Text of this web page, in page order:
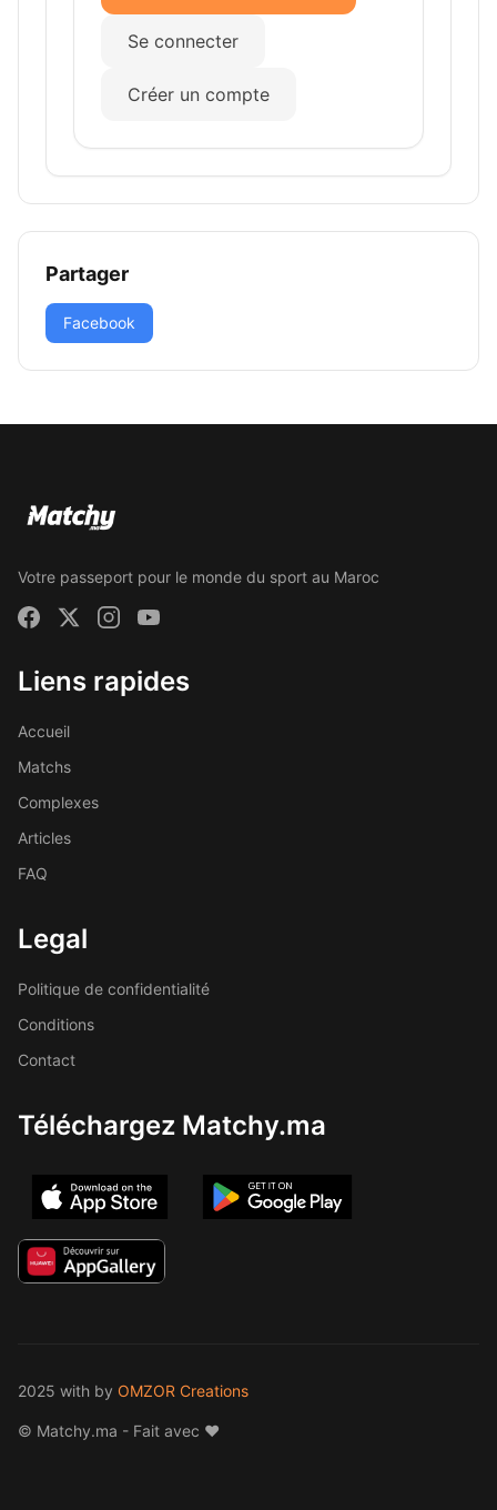
Se connecter
Créer un compte
Partager
Facebook
Votre passeport pour le monde du sport au Maroc
Liens rapides
Accueil
Matchs
Complexes
Articles
FAQ
Legal
Politique de confidentialité
Conditions
Contact
Téléchargez Matchy.ma
2025 with by OMZOR Creations
© Matchy.ma - Fait avec ❤️